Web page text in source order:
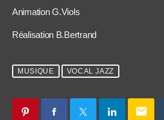
Animation G.Viols
Réalisation B.Bertrand
MUSIQUE VOCAL JAZZ
email